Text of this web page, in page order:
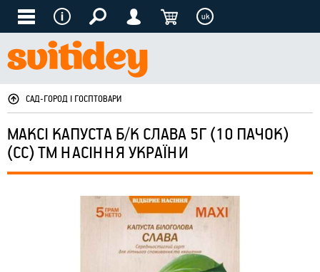
uk
САД-ГОРОД І ГОСПТОВАРИ
МАКСІ КАПУСТА Б/К СЛАВА 5Г (10 ПАЧОК)
(СС) ТМ НАСІННЯ УКРАЇНИ